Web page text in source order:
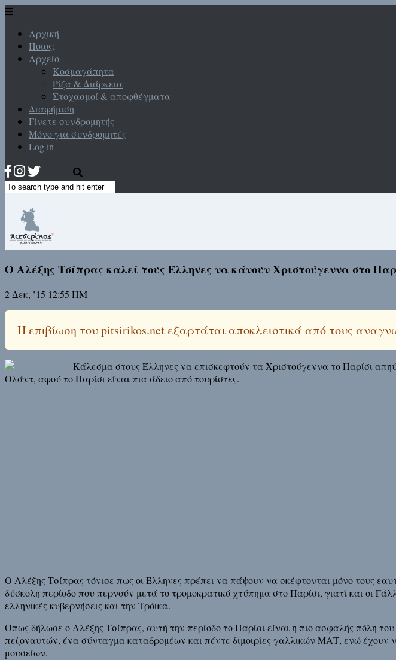
Αρχική
Ποιος;
Αρχείο
Κοσμαγάπητα
Ρίζα & Διάρκεια
Στοχασμοί & αποφθέγματα
Διαφήμιση
Γίνετε συνδρομητής
Μόνο για συνδρομητές
Log in
Ο Αλέξης Τσίπρας καλεί τους Έλληνες να κάνουν Χριστούγεννα στο
2 Δεκ, ’15 12:55 ΠΜ
Η επιβίωση του pitsirikos.net εξαρτάται αποκλειστικά από τους
Κάλεσμα στους Έλληνες να επισκεφτούν τα Χριστούγεννα το Παρίσι
Ολάντ, αφού το Παρίσι είναι πια άδειο από τουρίστες.
Ο Αλέξης Τσίπρας τόνισε πως οι Έλληνες πρέπει να πάψουν να σκέφτονται μόνο τους
δύσκολη περίοδο που περνούν μετά το τρομοκρατικό χτύπημα στο Παρίσι, γιατί και οι
ελληνικές κυβερνήσεις και την Τρόικα.
Όπως δήλωσε ο Αλέξης Τσίπρας, αυτή την περίοδο το Παρίσι είναι η πιο ασφαλής πόλη
πεζοναυτών, ένα σύνταγμα καταδρομέων και πέντε διμοιρίες γαλλικών ΜΑΤ, ενώ έχουν
μουσείων.